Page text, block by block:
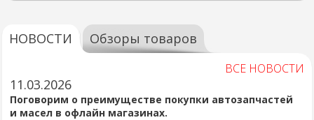
НОВОСТИ Обзоры товаров
ВСЕ НОВОСТИ
11.03.2026
Поговорим о преимуществе покупки автозапчастей
и масел в офлайн магазинах.